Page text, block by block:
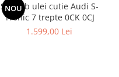
NOU
Schimb ulei cutie Audi S-
Tronic 7 trepte 0CK 0CJ
1.599,00 Lei